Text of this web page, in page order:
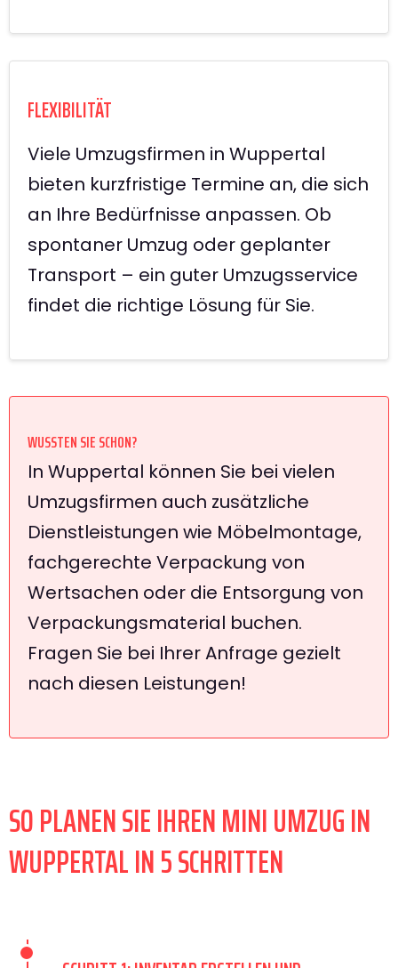
FLEXIBILITÄT
Viele Umzugsfirmen in Wuppertal
bieten kurzfristige Termine an, die sich
an Ihre Bedürfnisse anpassen. Ob
spontaner Umzug oder geplanter
Transport – ein guter Umzugsservice
findet die richtige Lösung für Sie.
WUSSTEN SIE SCHON?
In Wuppertal können Sie bei vielen
Umzugsfirmen auch zusätzliche
Dienstleistungen wie Möbelmontage,
fachgerechte Verpackung von
Wertsachen oder die Entsorgung von
Verpackungsmaterial buchen.
Fragen Sie bei Ihrer Anfrage gezielt
nach diesen Leistungen!
SO PLANEN SIE IHREN MINI UMZUG IN
WUPPERTAL IN 5 SCHRITTEN